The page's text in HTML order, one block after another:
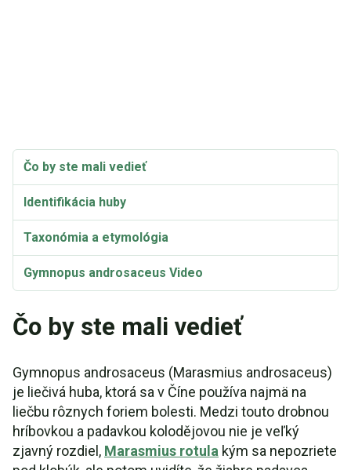
Čo by ste mali vedieť
Identifikácia huby
Taxonómia a etymológia
Gymnopus androsaceus Video
Čo by ste mali vedieť
Gymnopus androsaceus (Marasmius androsaceus)
je liečivá huba, ktorá sa v Číne používa najmä na
liečbu rôznych foriem bolesti. Medzi touto drobnou
hríbovkou a padavkou kolodějovou nie je veľký
zjavný rozdiel, Marasmius rotula kým sa nepozriete